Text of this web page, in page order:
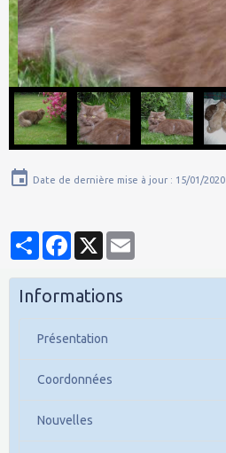
Date de dernière mise à jour : 15/01/2020
PartagerFacebook
X
Informations
Présentation
Coordonnées
Nouvelles